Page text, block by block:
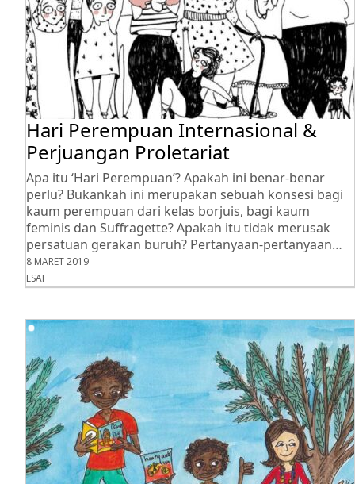
Hari Perempuan Internasional &
Perjuangan Proletariat
Apa itu ‘Hari Perempuan’? Apakah ini benar-benar
perlu? Bukankah ini merupakan sebuah konsesi bagi
kaum perempuan dari kelas borjuis, bagi kaum
feminis dan Suffragette? Apakah itu tidak merusak
persatuan gerakan buruh? Pertanyaan-pertanyaan…
8 MARET 2019
ESAI